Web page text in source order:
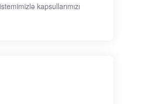
kapsullarımızı